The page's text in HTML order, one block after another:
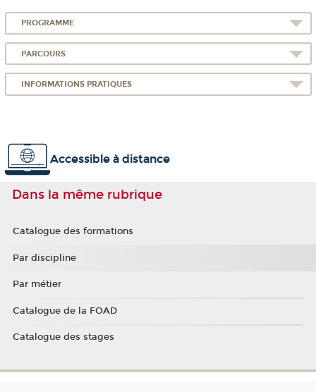
PROGRAMME
PARCOURS
INFORMATIONS PRATIQUES
Accessible à distance
Dans la même rubrique
Catalogue des formations
Par discipline
Par métier
Catalogue de la FOAD
Catalogue des stages